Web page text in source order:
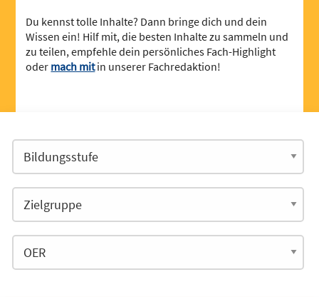
Du kennst tolle Inhalte? Dann bringe dich und dein
Wissen ein! Hilf mit, die besten Inhalte zu sammeln und
zu teilen, empfehle dein persönliches Fach-Highlight
oder mach mitin unserer Fachredaktion!